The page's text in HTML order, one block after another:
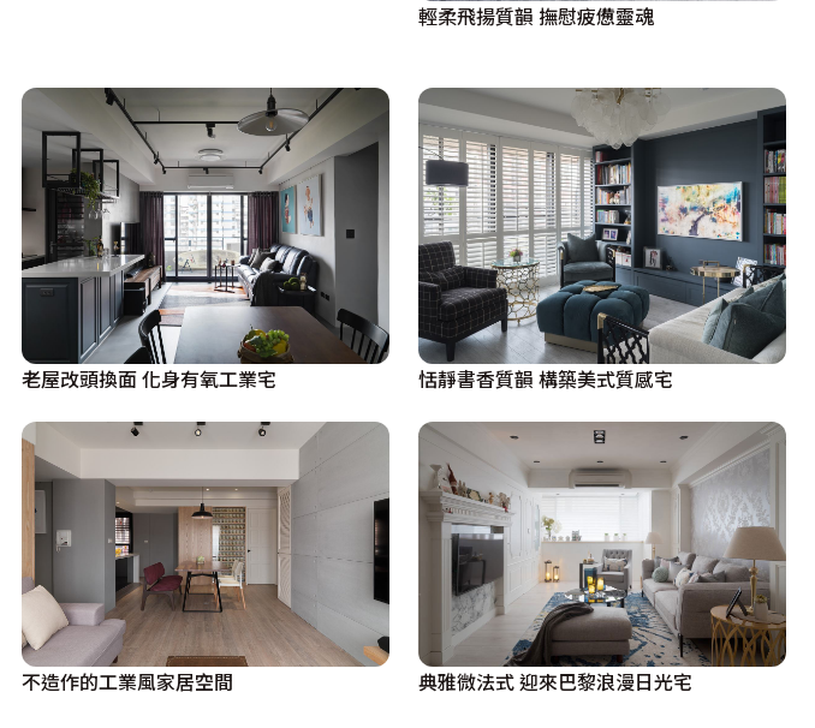
輕柔飛揚質韻 撫慰疲憊靈魂
老屋改頭換面 化身有氧工業宅 恬靜書香質韻 構築美式質感宅
不造作的工業風家居空間 典雅微法式 迎來巴黎浪漫日光宅